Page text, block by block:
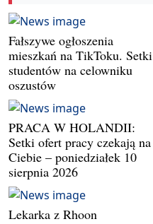
Fałszywe ogłoszenia
mieszkań na TikToku. Setki
studentów na celowniku
oszustów
PRACA W HOLANDII:
Setki ofert pracy czekają na
Ciebie – poniedziałek 10
sierpnia 2026
Lekarka z Rhoon